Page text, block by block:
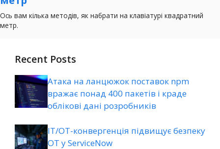
Recent Posts
Атака на ланцюжок поставок npm
вражає понад 400 пакетів і краде
облікові дані розробників
ІТ/ОТ-конвергенція підвищує безпеку
ОТ у ServiceNow